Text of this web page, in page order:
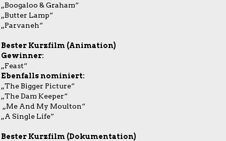
„Boogaloo & Graham“
„Butter Lamp“
„Parvaneh“
Bester Kurzfilm (Animation)
Gewinner:
„Feast“
Ebenfalls nominiert:
„The Bigger Picture“
„The Dam Keeper“
„Me And My Moulton“
„A Single Life“
Bester Kurzfilm (Dokumentation)